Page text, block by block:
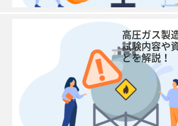
高圧ガス製
試験内容や
どを解説！